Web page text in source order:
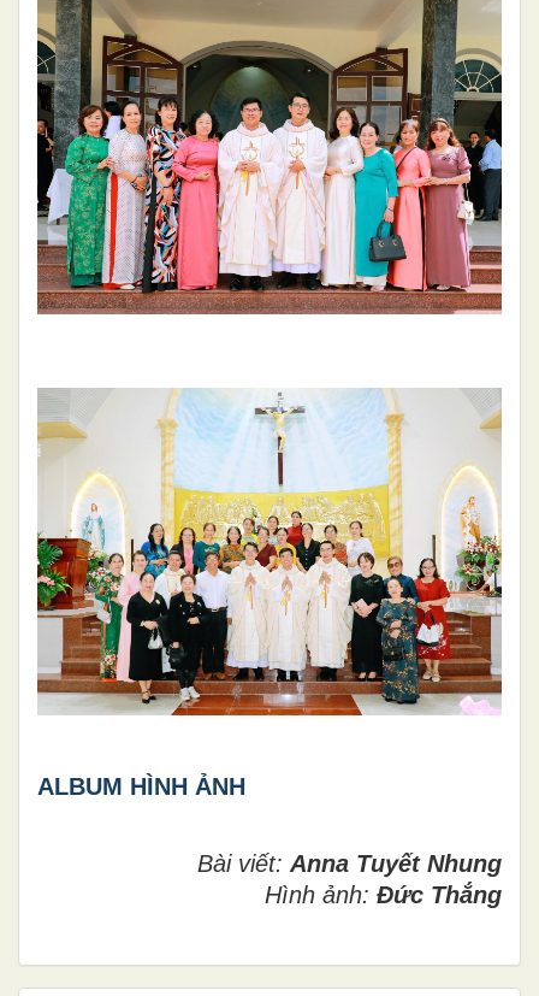
ALBUM HÌNH ẢNH
Bài viết: Anna Tuyết Nhung
Hình ảnh: Đức Thắng